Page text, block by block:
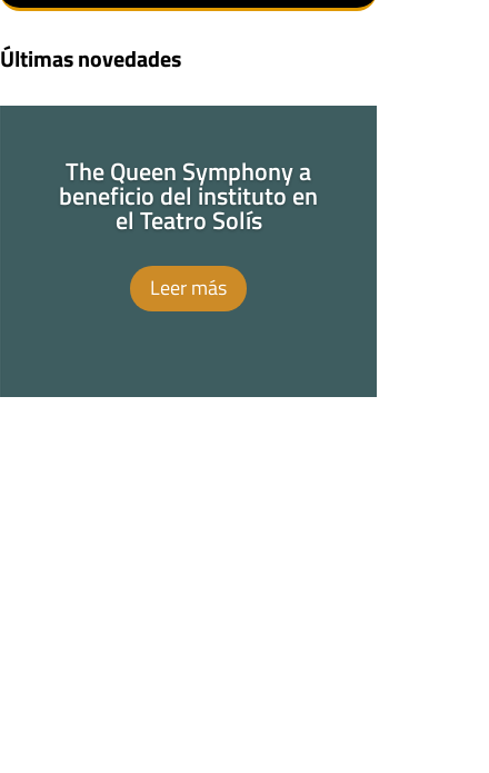
Últimas novedades
The Queen Symphony a
beneficio del instituto en
el Teatro Solís
Leer más